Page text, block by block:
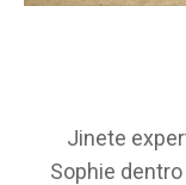
Jinete
Sophie